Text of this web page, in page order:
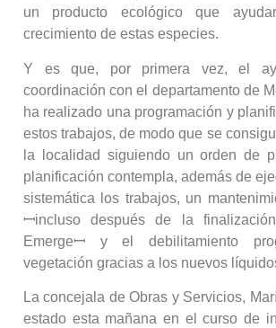
un producto ecológico que
crecimiento de estas especies.
Y es que, por primera vez, el
coordinación con el departamento de
ha realizado una programación y
estos trabajos, de modo que se
la localidad siguiendo un orden de
planificación contempla, además de
sistemática los trabajos, un
ꟷincluso después de la
Emergeꟷ y el debilitamiento
vegetación gracias a los nuevos
La concejala de Obras y Servicios,
estado esta mañana en el curso de